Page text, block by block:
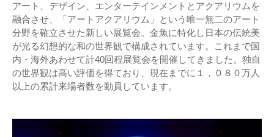
アート、デザイン、エンターテインメントとアクアリウムを
融合させ、「アートアクアリウム」という唯一無二のアート
分野を確立させた新しい展覧会。金魚に特化し日本の伝統美
が光る幻想的な和の世界観で構成されています。これまで国
内・海外あわせて計40回程展覧会を開催してきました。独自
の世界観は高い評価を得ており、現在までに１，０８０万人
以上の累計来場者数を動員しています。